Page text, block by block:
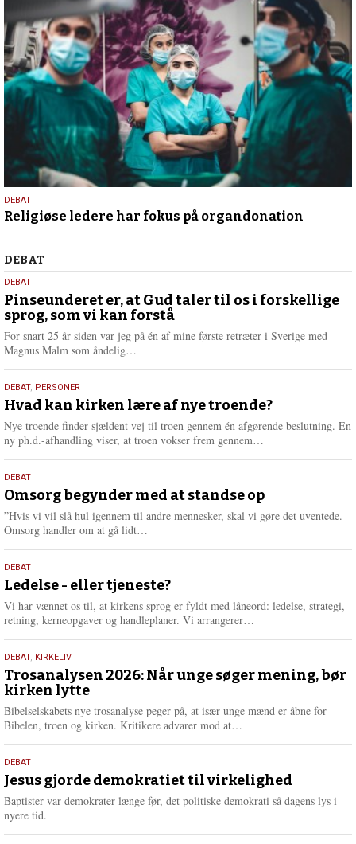
15.
april
DEBAT
Religiøse ledere har fokus på organdonation
Debat
DEBAT
5.
august
2026
DEBAT
Pinseunderet er, at Gud taler til os i forskellige
sprog, som vi kan forstå
For snart 25 år siden var jeg på én af mine første retræter i Sverige med
Magnus Malm som åndelig…
e
r
e
25.
juli
2026
DEBAT, PERSONER
Hvad kan kirken lære af nye troende?
Nye troende finder sjældent vej til troen gennem én afgørende beslutning. En
ny ph.d.-afhandling viser, at troen vokser frem gennem…
e
r
e
9.
juli
2026
DEBAT
Omsorg begynder med at standse op
”Hvis vi vil slå hul igennem til andre mennesker, skal vi gøre det uventede.
Omsorg handler om at gå lidt…
e
r
e
10.
juni
2026
DEBAT
Ledelse - eller tjeneste?
Vi har vænnet os til, at kirkens sprog er fyldt med låneord: ledelse, strategi,
retning, kerneopgaver og handleplaner. Vi arrangerer…
e
2.
juni
2026
DEBAT, KIRKELIV
Trosanalysen 2026: Når unge søger mening, bør
kirken lytte
Bibelselskabets nye trosanalyse peger på, at især unge mænd er åbne for
Bibelen, troen og kirken. Kritikere advarer mod at…
e
r
18.
maj
2026
DEBAT
Jesus gjorde demokratiet til virkelighed
Baptister var demokrater længe før, det politiske demokrati så dagens lys i
nyere tid.